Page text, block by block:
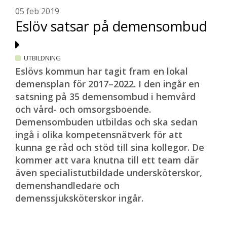
05 feb 2019
Eslöv satsar på demensombud
UTBILDNING
Eslövs kommun har tagit fram en lokal
demensplan för 2017–2022. I den ingår en
satsning på 35 demensombud i hemvård
och vård- och omsorgsboende.
Demensombuden utbildas och ska sedan
ingå i olika kompetensnätverk för att
kunna ge råd och stöd till sina kollegor. De
kommer att vara knutna till ett team där
även specialistutbildade undersköterskor,
demenshandledare och
demenssjuksköterskor ingår.